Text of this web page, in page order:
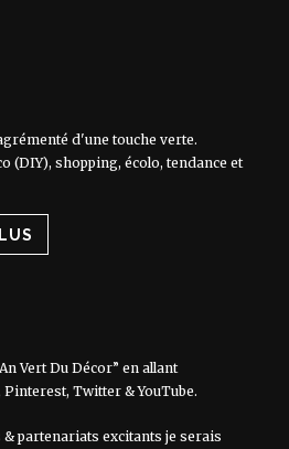
d'une touche verte.
(DIY), shopping, écolo, tendance et
Vert Du Décor” en allant
Pinterest, Twitter&YouTube.
partenariats excitants je serais